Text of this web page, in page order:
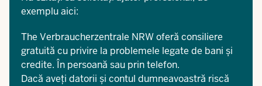
exemplu aici:
The Verbraucherzentrale NRWoferă consiliere
gratuită cu privire la problemele legate de bani și
credite. În persoană sau prin telefon.
Dacă aveți datorii și contul dumneavoastră riscă